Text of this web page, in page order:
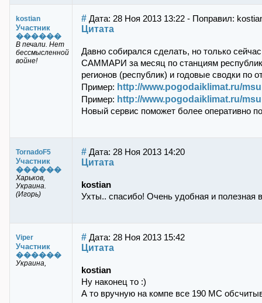
kostian
Участник
������
В печали. Нет
бессмысленной
войне!
# Дата: 28 Ноя 2013 13:22 - Поправил:
Цитата
Давно собирался сделать, но только
САММАРИ за месяц по станциям
регионов (республик) и годовые сводки по
Пример: http://www.pogodaiklimat.ru/
Пример: http://www.pogodaiklimat.ru/
Новый сервис поможет более оперативно
TornadoF5
Участник
������
Харьков,
Украина.
(Игорь)
# Дата: 28 Ноя 2013 14:20
Цитата
kostian
Ухты.. спасибо! Очень удобная и полезная
Viper
Участник
������
Украина,
# Дата: 28 Ноя 2013 15:42
Цитата
kostian
Ну наконец то :)
А то вручную на компе все 190 МС